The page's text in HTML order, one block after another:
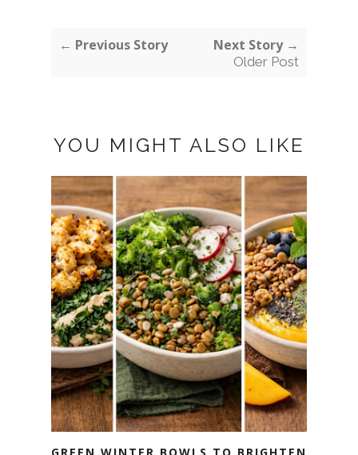
← Previous Story Next Story →
Older Post
YOU MIGHT ALSO LIKE